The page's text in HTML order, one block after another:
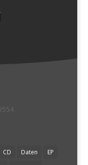
CD Daten
EP